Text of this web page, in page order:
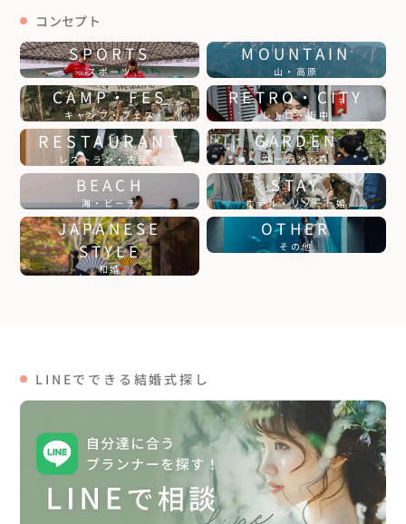
コンセプト
SPORTS
スポーツ
MOUNTAIN
山・高原
CAMP・FES
キャンプ・フェス
RETRO・CITY
レトロ・街中
RESTAURANT
レストラン・古民家
GARDEN
ガーデン・森
BEACH
海・ビーチ
STAY
ホテル・リゾート婚
JAPANESE
STYLE
和婚
OTHER
その他
LINEでできる結婚式探し